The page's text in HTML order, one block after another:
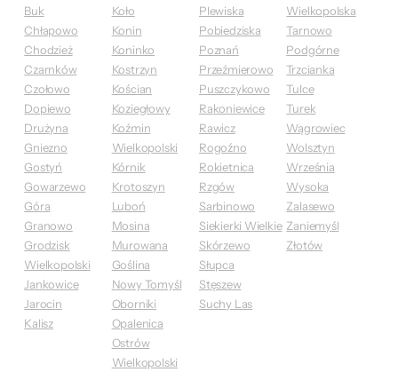
Buk
Chłapowo
Chodzież
Czarnków
Czołowo
Dopiewo
Drużyna
Gniezno
Gostyń
Gowarzewo
Góra
Granowo
Grodzisk
Wielkopolski
Jankowice
Jarocin
Kalisz
Koło
Konin
Koninko
Kostrzyn
Kościan
Koziegłowy
Koźmin
Wielkopolski
Kórnik
Krotoszyn
Luboń
Mosina
Murowana
Goślina
Nowy Tomyśl
Oborniki
Opalenica
Ostrów
Wielkopolski
Plewiska
Pobiedziska
Poznań
Przeźmierowo
Puszczykowo
Rakoniewice
Rawicz
Rogoźno
Rokietnica
Rzgów
Sarbinowo
Siekierki Wielkie
Skórzewo
Słupca
Stęszew
Suchy Las
Wielkopolska
Tarnowo
Podgórne
Trzcianka
Tulce
Turek
Wągrowiec
Wolsztyn
Września
Wysoka
Zalasewo
Zaniemyśl
Złotów